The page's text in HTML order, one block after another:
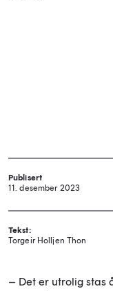
Publisert
11. desember 2023
Tekst:
Torgeir Holljen Thon
– Det er utrolig stas